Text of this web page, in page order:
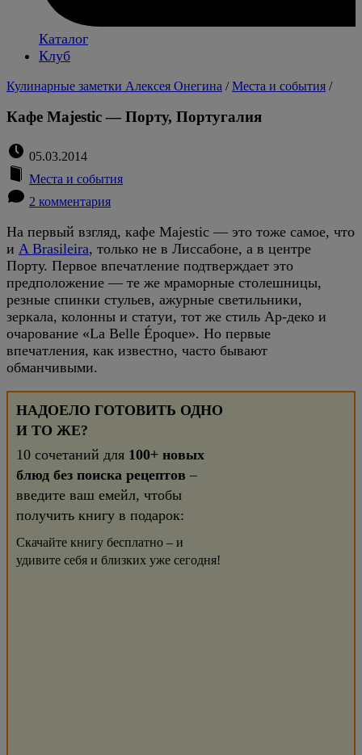
Каталог
Клуб
Кулинарные заметки Алексея Онегина /Места и события /
Кафе Majestic — Порту, Португалия
05.03.2014
Места и события
2 комментария
На первый взгляд, кафе Majestic — это тоже самое, что
и A Brasileira, только не в Лиссабоне, а в центре
Порту. Первое впечатление подтверждает это
предположение — те же мраморные столешницы,
резные спинки стульев, ажурные светильники,
зеркала, колонны и статуи, тот же стиль Ар-деко и
очарование «La Belle Époque». Но первые
впечатления, как известно, часто бывают
обманчивыми.
НАДОЕЛО ГОТОВИТЬ ОДНО
И ТО ЖЕ?
10 сочетаний для 100+ новых
блюд без поиска рецептов –
введите ваш емейл, чтобы
получить книгу в подарок:
Скачайте книгу бесплатно – и
удивите себя и близких уже сегодня!